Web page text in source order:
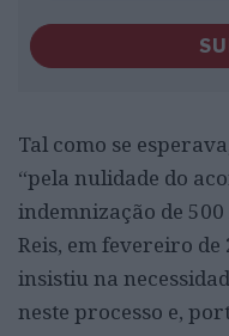
Tal como se
“pela nulidade do
indemnização de
Reis, em fevereiro
insistiu na
neste processo e,